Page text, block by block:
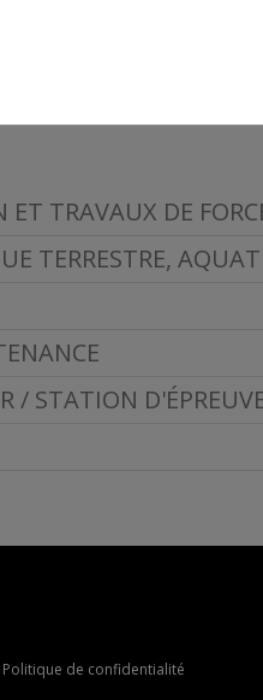
ET TRAVAUX DE
TERRESTRE,
/ STATION
Politique de confidentialité